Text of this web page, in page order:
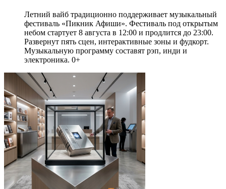
Летний вайб традиционно поддерживает музыкальный
фестиваль «Пикник Афиши». Фестиваль под открытым
небом стартует 8 августа в 12:00 и продлится до 23:00.
Развернут пять сцен, интерактивные зоны и фудкорт.
Музыкальную программу составят рэп, инди и
электроника. 0+